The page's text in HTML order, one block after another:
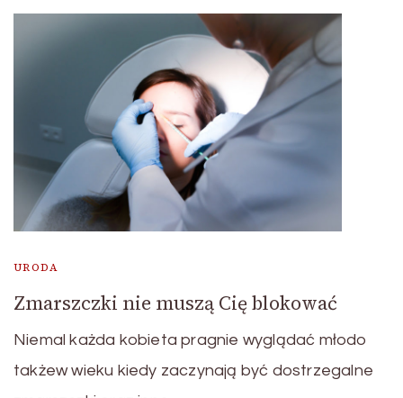
URODA
Zmarszczki nie muszą Cię blokować
Niemal każda kobieta pragnie wyglądać młodo
takżew wieku kiedy zaczynają być dostrzegalne